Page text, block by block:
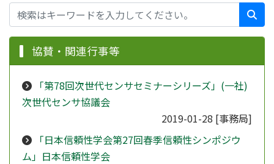
協賛・関連行事等
「第78回次世代センサセミナーシリーズ」(一社)
次世代センサ協議会
2019-01-28 [事務局]
「日本信頼性学会第27回春季信頼性シンポジウ
ム」日本信頼性学会